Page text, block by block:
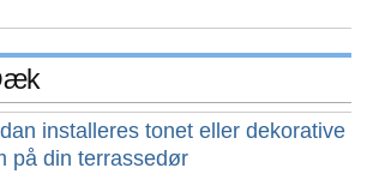
installeres tonet eller dekorative
på din terrassedør